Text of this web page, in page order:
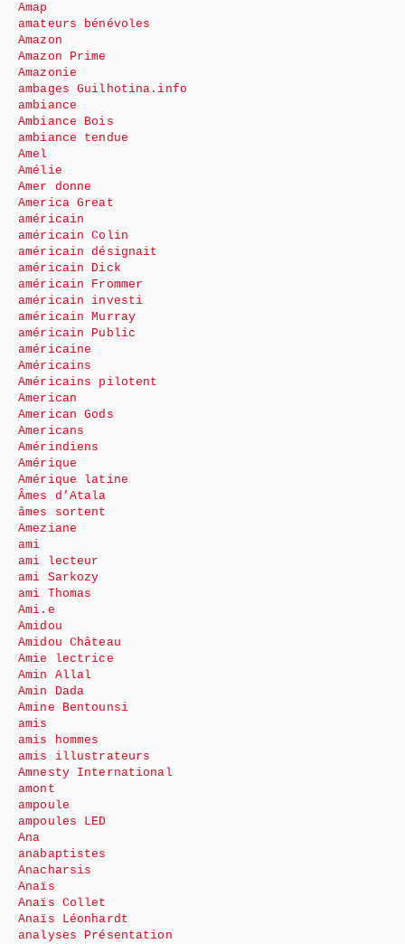
Amap
amateurs bénévoles
Amazon
Amazon Prime
Amazonie
ambages Guilhotina.info
ambiance
Ambiance Bois
ambiance tendue
Amel
Amélie
Amer donne
America Great
américain
américain Colin
américain désignait
américain Dick
américain Frommer
américain investi
américain Murray
américain Public
américaine
Américains
Américains pilotent
American
American Gods
Americans
Amérindiens
Amérique
Amérique latine
Âmes d’Atala
âmes sortent
Ameziane
ami
ami lecteur
ami Sarkozy
ami Thomas
Ami.e
Amidou
Amidou Château
Amie lectrice
Amin Allal
Amin Dada
Amine Bentounsi
amis
amis hommes
amis illustrateurs
Amnesty International
amont
ampoule
ampoules LED
Ana
anabaptistes
Anacharsis
Anaïs
Anaïs Collet
Anaïs Léonhardt
analyses Présentation